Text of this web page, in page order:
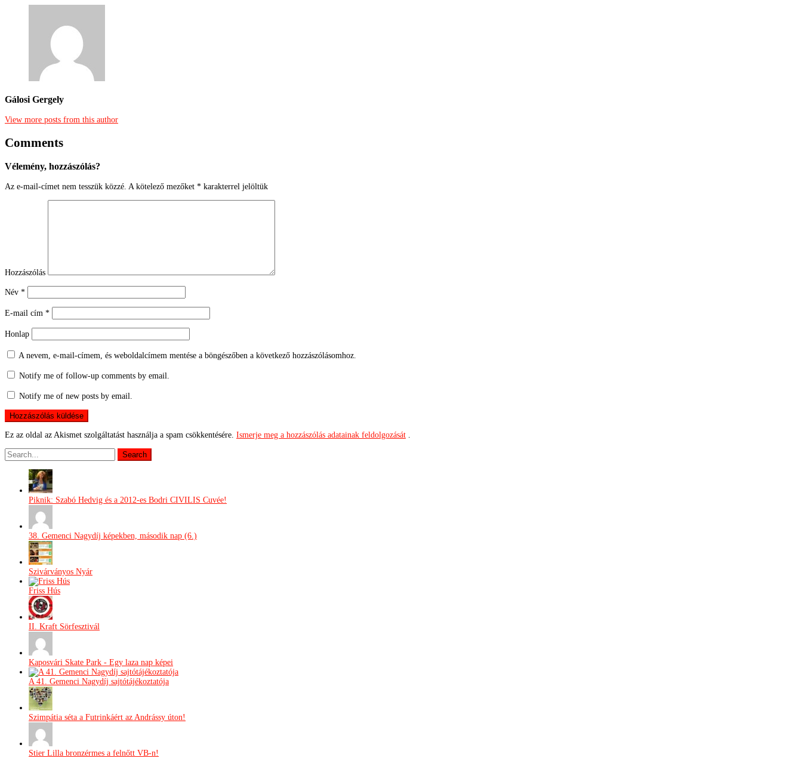
Gálosi Gergely
View more posts from this author
Comments
Vélemény, hozzászólás?
Az e-mail-címet nem tesszük közzé. A kötelező mezőket * karakterrel jelöltük
Hozzászólás
Név *
E-mail cím *
Honlap
A nevem, e-mail-címem, és weboldalcímem mentése a böngészőben a következő hozzászólásomhoz.
Notify me of follow-up comments by email.
Notify me of new posts by email.
Ez az oldal az Akismet szolgáltatást használja a spam csökkentésére. Ismerje meg a hozzászólás adatainak feldolgozását .
Piknik: Szabó Hedvig és a 2012-es Bodri CIVILIS Cuvée!
38. Gemenci Nagydíj képekben, második nap (6.)
Szivárványos Nyár
Friss Hús
II. Kraft Sörfesztivál
Kaposvári Skate Park - Egy laza nap képei
A 41. Gemenci Nagydíj sajtótájékoztatója
Szimpátia séta a Futrinkáért az Andrássy úton!
Stier Lilla bronzérmes a felnőtt VB-n!